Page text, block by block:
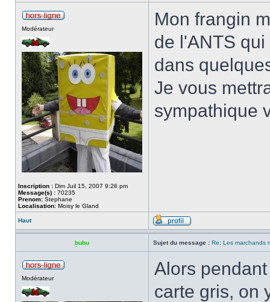
Modérateur
Inscription : Dim Juil 15, 2007 9:26 pm
Message(s) : 70235
Prenom: Stephane
Localisation: Moisy le Gland
Mon frangin
de l'ANTS
dans
Je vous
sympathique
Haut
bubu Sujet du message : Re: Les marchands
Modérateur
Alors
carte gris, on